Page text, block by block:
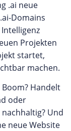
.ai neue
Domains
Projekten
startet,
machen.
Handelt
oder
Und
neue Website